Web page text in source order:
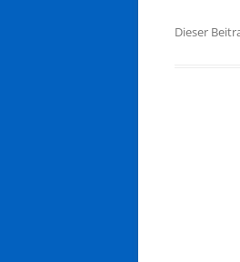
Dieser